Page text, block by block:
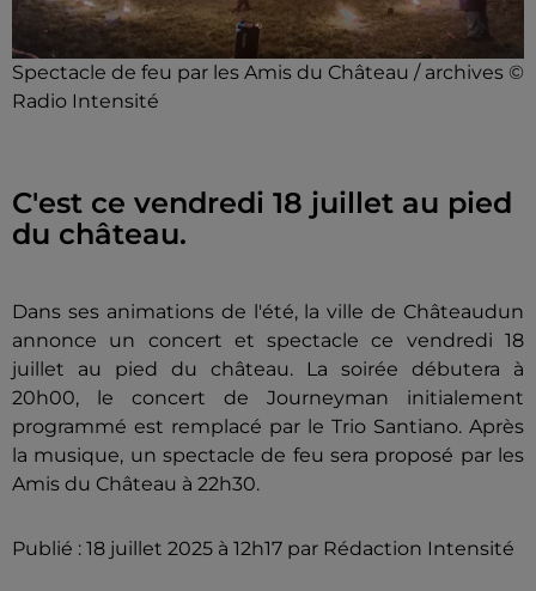
Spectacle de feu par les Amis du Château / archives ©
Radio Intensité
C'est ce vendredi 18 juillet au pied
du château.
Dans ses animations de l'été, la ville de Châteaudun
annonce un concert et spectacle ce vendredi 18
juillet au pied du château. La soirée débutera à
20h00, le concert de Journeyman initialement
programmé est remplacé par le Trio Santiano. Après
la musique, un spectacle de feu sera proposé par les
Amis du Château à 22h30.
Publié : 18 juillet 2025 à 12h17 par Rédaction Intensité